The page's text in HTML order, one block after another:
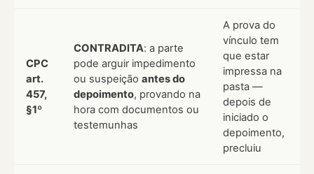
CPC
art.
457,
§1º
CONTRADITA: a parte
pode arguir impedimento
ou suspeição antes do
depoimento, provando na
hora com documentos ou
testemunhas
A prova do
vínculo tem
que estar
impressa na
pasta —
depois de
iniciado o
depoimento,
precluiu